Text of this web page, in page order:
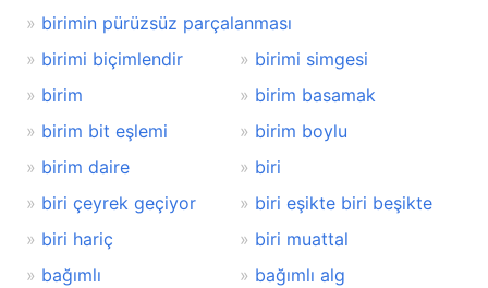
birimin pürüzsüz parçalanması
birimi biçimlendir
birimi simgesi
birim
birim basamak
birim bit eşlemi
birim boylu
birim daire
biri
biri çeyrek geçiyor
biri eşikte biri beşikte
biri hariç
biri muattal
bağımlı
bağımlı alg